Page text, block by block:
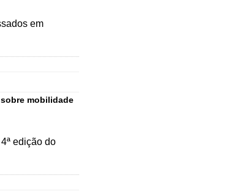
em
mobilidade
edição do